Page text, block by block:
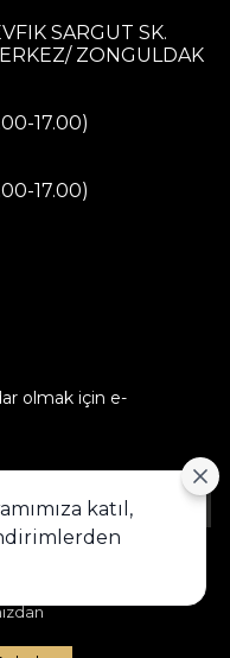
için
SARGUT SK.
ZONGULDAK
17.00)
17.00)
olmak için e-
Gönder
katıl,